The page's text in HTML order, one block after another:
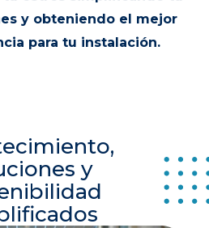
y obteniendo el mejor
para tu instalación.
y